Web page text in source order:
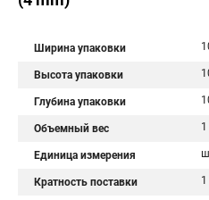
Ширина упаковки
Высота упаковки
Глубина упаковки
Объемный вес 1
Единица измерения
Кратность поставки 1